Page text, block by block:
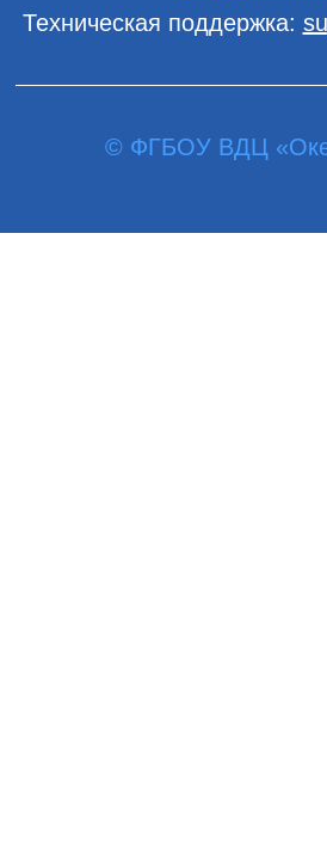
Техническая поддержка:
© ФГБОУ ВДЦ